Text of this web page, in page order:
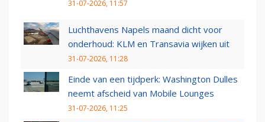
31-07-2026, 11:57
Luchthavens Napels maand dicht voor
onderhoud: KLM en Transavia wijken uit
31-07-2026, 11:28
Einde van een tijdperk: Washington Dulles
neemt afscheid van Mobile Lounges
31-07-2026, 11:25